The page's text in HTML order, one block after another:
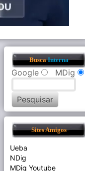
BuscaInterna
Google MDig
Sites Amigos
Ueba
NDig
MDig Youtube